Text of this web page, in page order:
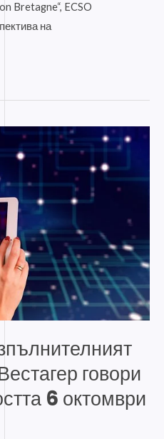
Bretagne“, ECSO
на
говори
6 октомври